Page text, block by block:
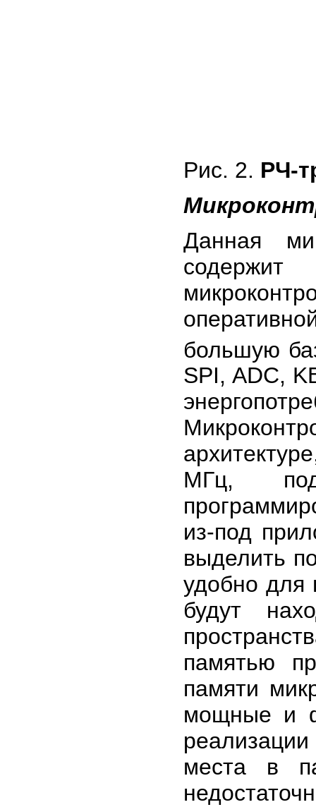
Рис. 2. РЧ-
Данная
большую
SPI, ADC,
МГц,
из-под
выделить
удобно для
будут
памятью
памяти
мощные и
места в